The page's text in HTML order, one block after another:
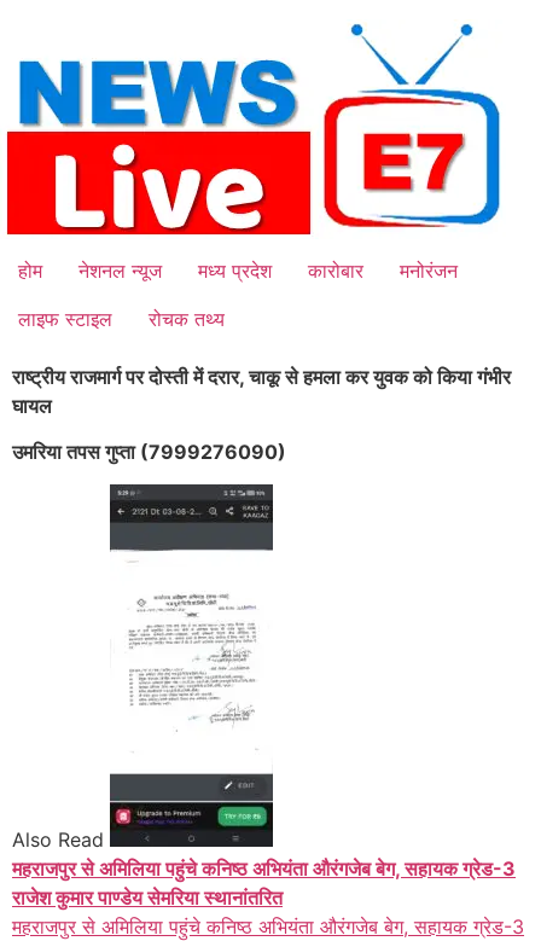
content
होम नेशनल न्यूज मध्य प्रदेश कारोबार
मनोरंजन
लाइफ स्टाइल
रोचक तथ्य
राष्ट्रीय राजमार्ग पर दोस्ती में दरार, चाकू से हमला कर युवक को किया गंभीर
घायल
उमरिया तपस गुप्ता (7999276090)
Also Read
महराजपुर से अमिलिया पहुंचे कनिष्ठ अभियंता औरंगजेब बेग, सहायक ग्रेड-3
राजेश कुमार पाण्डेय सेमरिया स्थानांतरित
महराजपुर से अमिलिया पहुंचे कनिष्ठ अभियंता औरंगजेब बेग, सहायक ग्रेड-3